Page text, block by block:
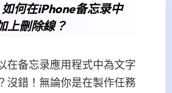
何在iPhone备忘录中
上刪除線？
在备忘录應用程式中為文字
沒錯！無論你是在製作任務